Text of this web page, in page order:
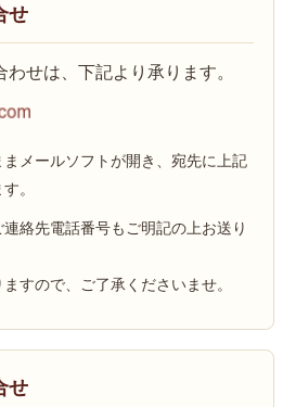
せ
わせは、下記より承ります。
メールソフトが開き、宛先に上記
。
絡先電話番号もご明記の上お送り
すので、ご了承くださいませ。
せ